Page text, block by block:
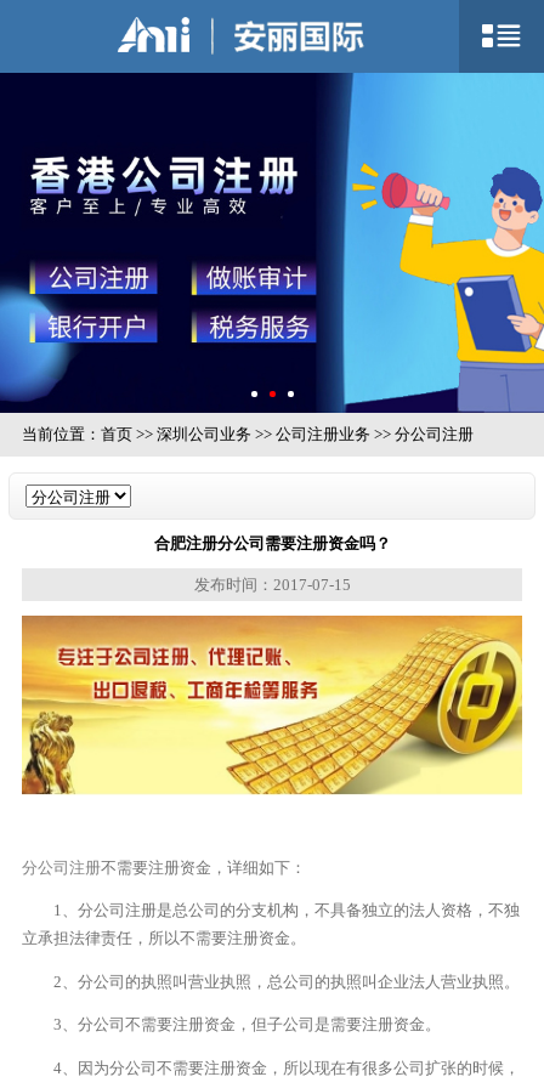
当前位置： 首页>> 深圳公司业务 >> 公司注册业务 >> 分公司注册
合肥注册分公司需要注册资金吗？
发布时间：2017-07-15
分公司注册不需要注册资金，详细如下：
1、分公司注册是总公司的分支机构，不具备独立的法人资格，不独
立承担法律责任，所以不需要注册资金。
2、分公司的执照叫营业执照，总公司的执照叫企业法人营业执照。
3、分公司不需要注册资金，但子公司是需要注册资金。
4、因为分公司不需要注册资金，所以现在有很多公司扩张的时候，